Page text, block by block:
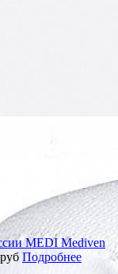
MEDI Mediven
руб Подробнее